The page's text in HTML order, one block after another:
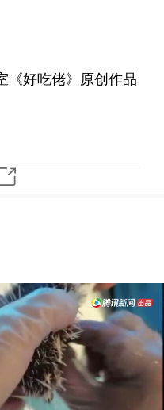
《好吃佬》原创作品